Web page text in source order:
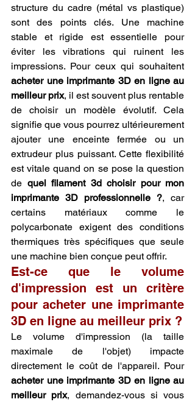
structure du cadre (métal vs plastique)
sont des points clés. Une machine
stable et rigide est essentielle pour
éviter les vibrations qui ruinent les
impressions. Pour ceux qui souhaitent
acheter une imprimante 3D en ligne au
meilleur prix, il est souvent plus rentable
de choisir un modèle évolutif. Cela
signifie que vous pourrez ultérieurement
ajouter une enceinte fermée ou un
extrudeur plus puissant. Cette flexibilité
est vitale quand on se pose la question
de quel filament 3d choisir pour mon
imprimante 3D professionnelle ?, car
certains matériaux comme le
polycarbonate exigent des conditions
thermiques très spécifiques que seule
une machine bien conçue peut offrir.
Est-ce que le volume
d'impression est un critère
pour acheter une imprimante
3D en ligne au meilleur prix ?
Le volume d'impression (la taille
maximale de l'objet) impacte
directement le coût de l'appareil. Pour
acheter une imprimante 3D en ligne au
meilleur prix, demandez-vous si vous